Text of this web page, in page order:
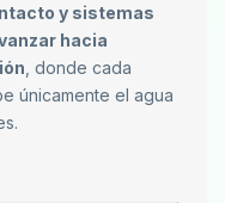
y sistemas
hacia
, donde cada
únicamente el agua